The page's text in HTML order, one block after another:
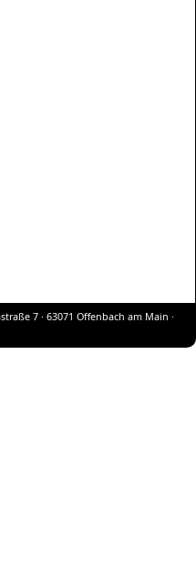
7 · 63071 Offenbach am Main ·